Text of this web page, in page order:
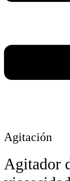
Agitación
Agitador